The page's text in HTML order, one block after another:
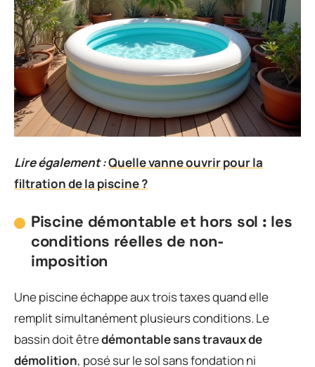
Lire également :Quelle vanne ouvrir pour la
filtration de la piscine ?
Piscine démontable et hors sol : les
conditions réelles de non-
imposition
Une piscine échappe aux trois taxes quand elle
remplit simultanément plusieurs conditions. Le
bassin doit êtredémontable sans travaux de
démolition, posé sur le sol sans fondation ni